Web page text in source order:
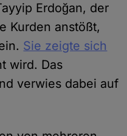
Erdoğan, der
Kurden anstößt,
Sie zeigte sich
wird. Das
verwies dabei auf